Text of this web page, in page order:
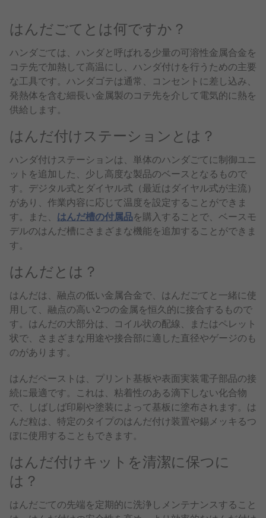
はんだごてとは何ですか？
ハンダごては、ハンダと呼ばれる少量の可溶性金属合金を
コテ先で加熱して高温にし、ハンダ付けを行うための主要
な工具です。ハンダゴテは通常、コンセントに差し込み、
発熱体を含む細長い金属製のコテ先を介して電気的に熱を
供給します。
はんだ付けステーションとは？
ハンダ付けステーションは、単体のハンダごてに制御ユニ
ットを追加した、少し高度な製品のベースとなるもので
す。デジタル式とダイヤル式（最近はダイヤル式が主流）
があり、作業内容に応じて温度を設定することができま
す。また、 はんだ槽の付属品を購入することで、ベースモ
デルのはんだ槽にさまざまな機能を追加することができま
す。
はんだとは？
はんだは、融点の低い金属合金で、はんだごてと一緒に使
用して、融点の高い2つの金属を恒久的に接合するもので
す。はんだの大部分は、コイル状の配線、またはペレット
状で、さまざまな用途や接合部に適した直径やゲージのも
のがあります。
はんだペーストは、プリント基板や表面実装電子部品の接
続に最適です。これは、粘着性のある滴下しない化合物
で、しばしば印刷や塗装によって基板に塗布されます。は
んだ粒は、特定のタイプのはんだ付け装置や錫メッキるつ
ぼに使用することもできます。
はんだ付けキットを清潔に保つに
は？
はんだごての先端を定期的に洗浄しメンテナンスすること